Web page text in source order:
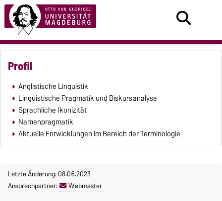
Profil
Anglistische Linguistik
Linguistische Pragmatik und Diskursanalyse
Sprachliche Ikonizität
Namenpragmatik
Aktuelle Entwicklungen im Bereich der Terminologie
Letzte Änderung: 08.06.2023
Ansprechpartner:
Webmaster